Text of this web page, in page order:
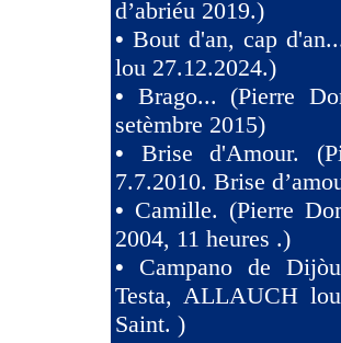
d’abriéu 2019.)
• Bout d'an, cap
lou 27.12.2024.)
• Brago... (Pierre
setèmbre 2015)
• Brise d'Amour.
7.7.2010. Brise
• Camille. (Pierre
2004, 11 heures .)
• Campano de
Testa, ALLAUCH
Saint. )